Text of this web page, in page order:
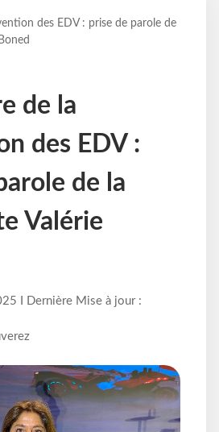
des EDV : prise de parole de
de la
des EDV :
de la
Valérie
I Dernière Mise à jour :